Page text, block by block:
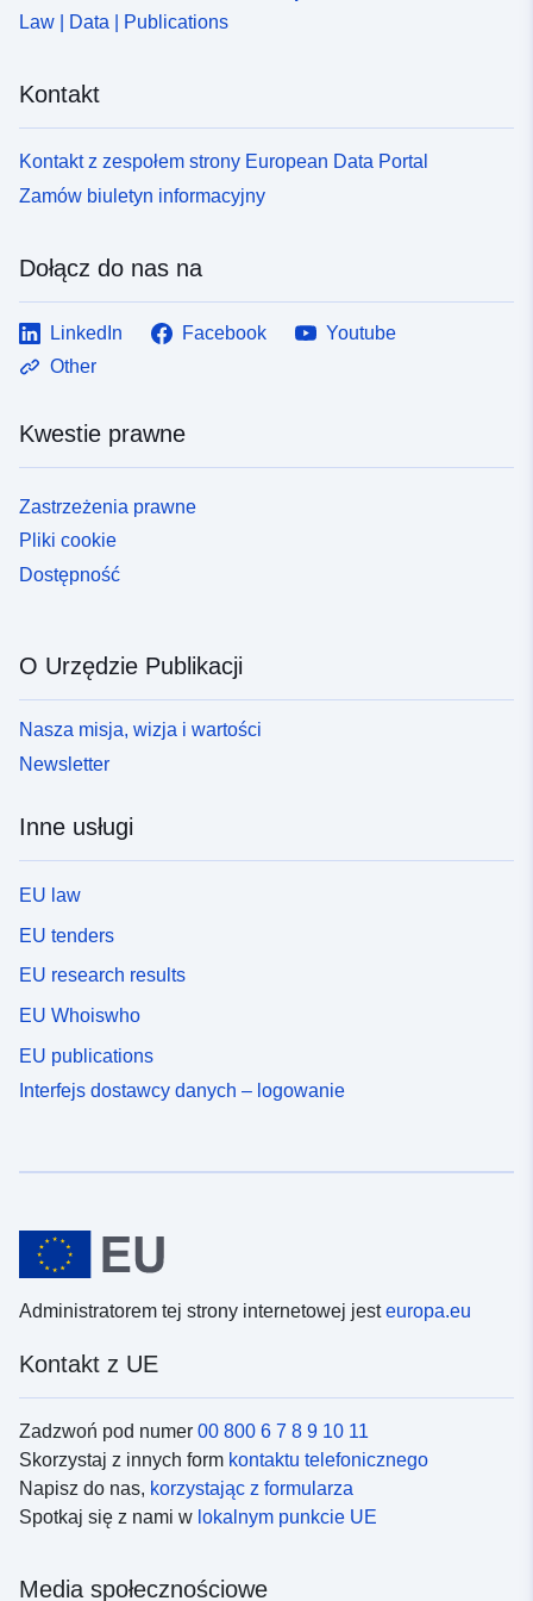
Law | Data | Publications
Kontakt
Kontakt z zespołem strony European Data Portal
Zamów biuletyn informacyjny
Dołącz do nas na
LinkedIn Facebook
Youtube
Other
Kwestie prawne
Zastrzeżenia prawne
Pliki cookie
Dostępność
O Urzędzie Publikacji
Nasza misja, wizja i wartości
Newsletter
Inne usługi
EU law
EU tenders
EU research results
EU Whoiswho
EU publications
Interfejs dostawcy danych – logowanie
Administratorem tej strony internetowej jesteuropa.eu
Kontakt z UE
Zadzwoń pod numer 00 800 6 7 8 9 10 11
Skorzystaj z innych form kontaktu telefonicznego
Napisz do nas, korzystając z formularza
Spotkaj się z nami w lokalnym punkcie UE
Media społecznościowe